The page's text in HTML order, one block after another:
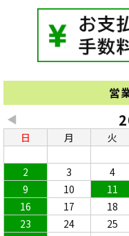
営
◀
日 月 火
2
3 4
9
10 11
16
17 18
23
24 25